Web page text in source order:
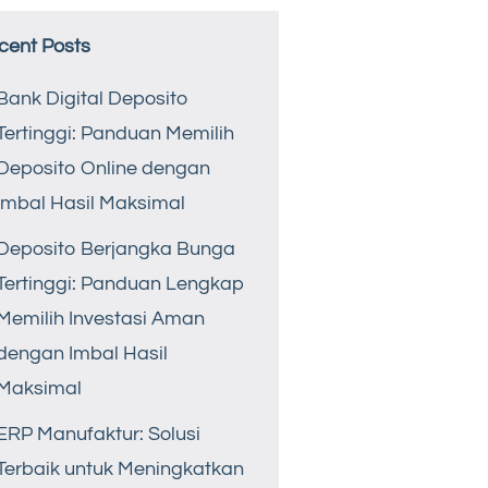
Posts
Digital Deposito
Panduan Memilih
Online dengan
Hasil Maksimal
Berjangka Bunga
Panduan Lengkap
Investasi Aman
Imbal Hasil
Manufaktur: Solusi
untuk Meningkatkan